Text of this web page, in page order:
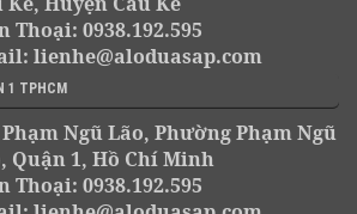
Thoại: 0938.192.595
lienhe@aloduasap.com
1 TPHCM
Phạm Ngũ Lão, Phường Phạm Ngũ
Quận 1, Hồ Chí Minh
Thoại: 0938.192.595